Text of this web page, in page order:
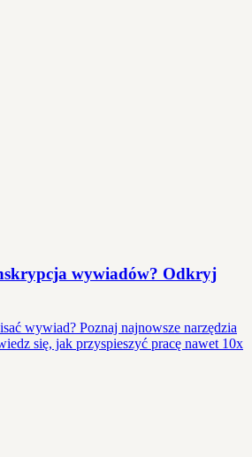
wywiadów? Odkryj
wywiad? Poznaj najnowsze narzędzia
się, jak przyspieszyć pracę nawet 10x